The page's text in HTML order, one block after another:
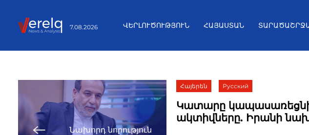
7.08.2026 ՎԵՐԼՈՒԾՈՒԹՅՈՒՆ ՀԱՅԱՍՏԱՆ
Նախորդ նորություն
Հայերեն Русский
Կատարը կապասառեցնի
ակտիվները. Իրանի